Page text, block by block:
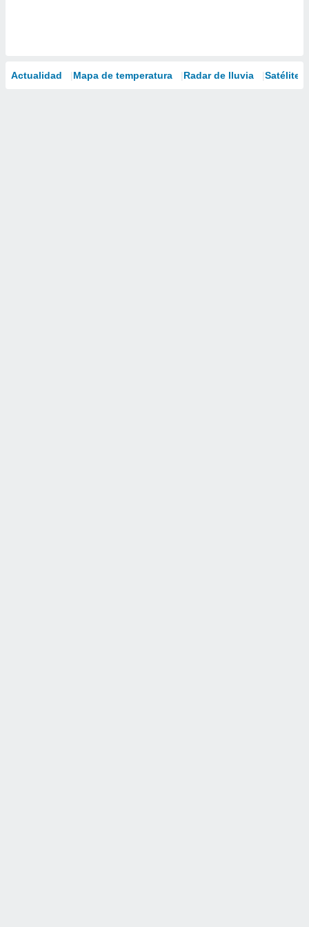
Actualidad Mapa de temperatura Radar de lluvia Satélites